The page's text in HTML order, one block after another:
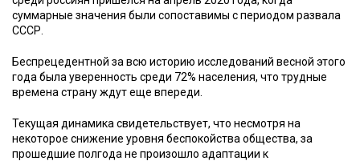
Культура
Lifestyle
Мурзилка
суммарные значения были сопоставимы с периодом развала
СССР.
Беспрецедентной за всю историю исследований весной этого
года была уверенность среди 72% населения, что трудные
времена страну ждут еще впереди.
Текущая динамика свидетельствует, что несмотря на
некоторое снижение уровня беспокойства общества, за
прошедшие полгода не произошло адаптации к